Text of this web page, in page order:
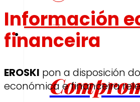
Compromisos
Información
financeira
EROSKI pon a disposición
económica e financeira